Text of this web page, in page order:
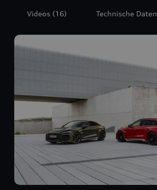
Videos (16) Technische Daten